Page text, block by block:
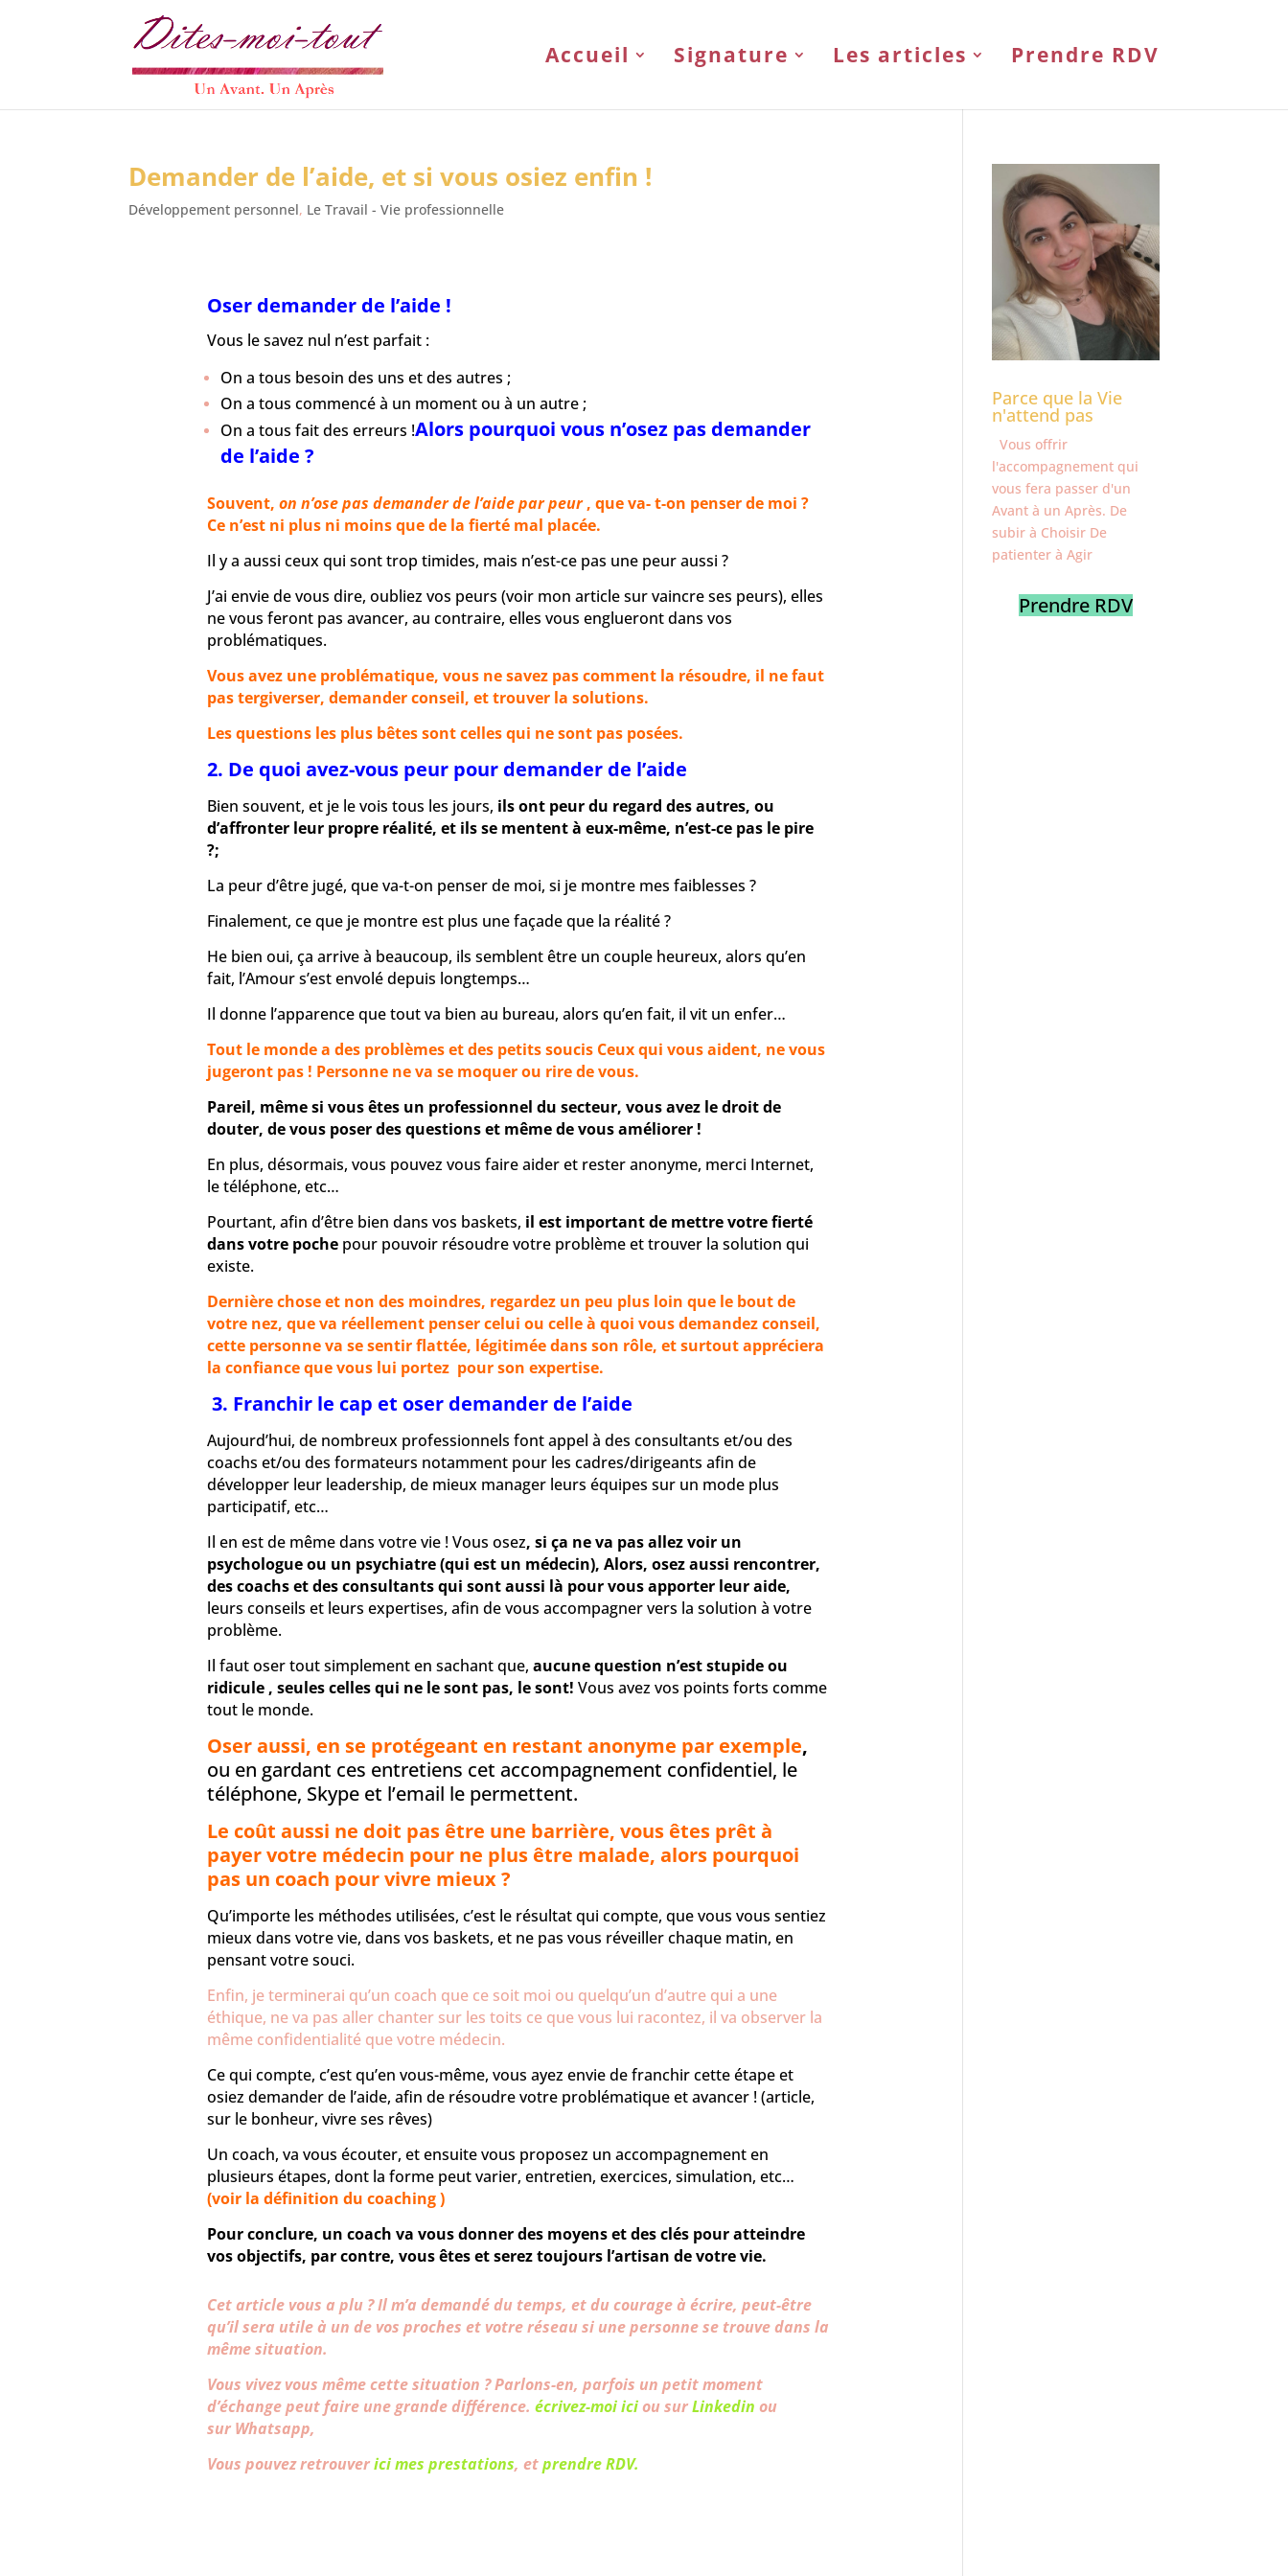
Accueil Signature Les articles Prendre RDV
Demander de l’aide, et si vous osiez enfin !
Développement personnel, Le Travail - Vie professionnelle
Oser demander de l’aide !
Vous le savez nul n’est parfait :
On a tous besoin des uns et des autres ;
On a tous commencé à un moment ou à un autre ;
On a tous fait des erreurs !Alors pourquoi vous n’osez pas demander
de l’aide ?
Souvent, on n’ose pas demander de l’aide par peur, que va- t-on penser de moi ?
Ce n’est ni plus ni moins que de la fierté mal placée.
Il y a aussi ceux qui sont trop timides, mais n’est-ce pas une peur aussi ?
J’ai envie de vous dire, oubliez vos peurs (voir mon article sur vaincre ses peurs), elles
ne vous feront pas avancer, au contraire, elles vous englueront dans vos
problématiques.
Vous avez une problématique, vous ne savez pas comment la résoudre, il ne faut
pas tergiverser, demander conseil, et trouver la solutions.
Les questions les plus bêtes sont celles qui ne sont pas posées.
2. De quoi avez-vous peur pour demander de l’aide
Bien souvent, et je le vois tous les jours, ils ont peur du regard des autres, ou
d’affronter leur propre réalité, et ils se mentent à eux-même, n’est-ce pas le pire
?;
La peur d’être jugé, que va-t-on penser de moi, si je montre mes faiblesses ?
Finalement, ce que je montre est plus une façade que la réalité ?
He bien oui, ça arrive à beaucoup, ils semblent être un couple heureux, alors qu’en
fait, l’Amour s’est envolé depuis longtemps…
Il donne l’apparence que tout va bien au bureau, alors qu’en fait, il vit un enfer…
Tout le monde a des problèmes et des petits soucis Ceux qui vous aident, ne vous
jugeront pas ! Personne ne va se moquer ou rire de vous.
Pareil, même si vous êtes un professionnel du secteur, vous avez le droit de
douter, de vous poser des questions et même de vous améliorer !
En plus, désormais, vous pouvez vous faire aider et rester anonyme, merci Internet,
le téléphone, etc…
Pourtant, afin d’être bien dans vos baskets, il est important de mettre votre fierté
dans votre pochepour pouvoir résoudre votre problème et trouver la solution qui
existe.
Dernière chose et non des moindres, regardez un peu plus loin que le bout de
votre nez, que va réellement penser celui ou celle à quoi vous demandez conseil,
cette personne va se sentir flattée, légitimée dans son rôle, et surtout appréciera
la confiance que vous lui portez pour son expertise.
3. Franchir le cap et oser demander de l’aide
Aujourd’hui, de nombreux professionnels font appel à des consultants et/ou des
coachs et/ou des formateurs notamment pour les cadres/dirigeants afin de
développer leur leadership, de mieux manager leurs équipes sur un mode plus
participatif, etc…
Il en est de même dans votre vie ! Vous osez, si ça ne va pas allez voir un
psychologue ou un psychiatre (qui est un médecin), Alors, osez aussi rencontrer,
des coachs et des consultants qui sont aussi là pour vous apporter leur aide,
leurs conseils et leurs expertises, afin de vous accompagner vers la solution à votre
problème.
Il faut oser tout simplement en sachant que, aucune question n’est stupide ou
ridicule , seules celles qui ne le sont pas, le sont! Vous avez vos points forts comme
tout le monde.
Oser aussi, en se protégeant en restant anonyme par exemple,
ou en gardant ces entretiens cet accompagnement confidentiel, le
téléphone, Skype et l’email le permettent.
Le coût aussi ne doit pas être une barrière, vous êtes prêt à
payer votre médecin pour ne plus être malade, alors pourquoi
pas un coach pour vivre mieux ?
Qu’importe les méthodes utilisées, c’est le résultat qui compte, que vous vous sentiez
mieux dans votre vie, dans vos baskets, et ne pas vous réveiller chaque matin, en
pensant votre souci.
Enfin, je terminerai qu’un coach que ce soit moi ou quelqu’un d’autre qui a une
éthique, ne va pas aller chanter sur les toits ce que vous lui racontez, il va observer la
même confidentialité que votre médecin.
Ce qui compte, c’est qu’en vous-même, vous ayez envie de franchir cette étape et
osiez demander de l’aide, afin de résoudre votre problématique et avancer !(article,
sur le bonheur, vivre ses rêves)
Un coach, va vous écouter, et ensuite vous proposez un accompagnement en
plusieurs étapes, dont la forme peut varier, entretien, exercices, simulation, etc…
(voir la définition du coaching )
Pour conclure, un coach va vous donner des moyens et des clés pour atteindre
vos objectifs, par contre, vous êtes et serez toujours l’artisan de votre vie.
Cet article vous a plu ? Il m’a demandé du temps, et du courage à écrire, peut-être
qu’il sera utile à un de vos proches et votre réseau si une personne se trouve dans la
même situation.
Vous vivez vous même cette situation ? Parlons-en, parfois un petit moment
d’échange peut faire une grande différence. écrivez-moi iciou surLinkedin ou
sur Whatsapp,
Vous pouvez retrouverici mes prestations, etprendre RDV.
Parce que la Vie
n'attend pas
Vous offrir
l'accompagnement qui
vous fera passer d'un
Avant à un Après. De
subir à Choisir De
patienter à Agir
Prendre RDV